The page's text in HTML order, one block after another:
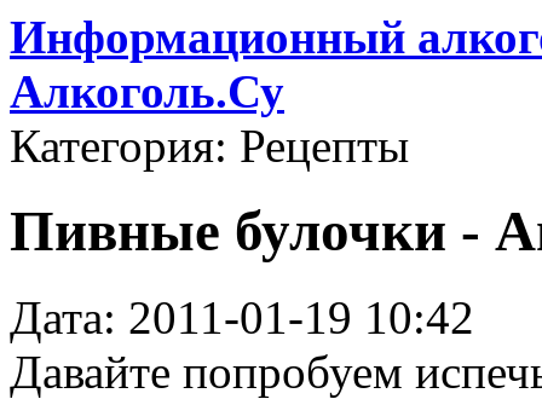
Информационный
Алкоголь.Су
Категория: Рецепты
Пивные булочки -
Дата: 2011-01-19 10:42
Давайте попробуем